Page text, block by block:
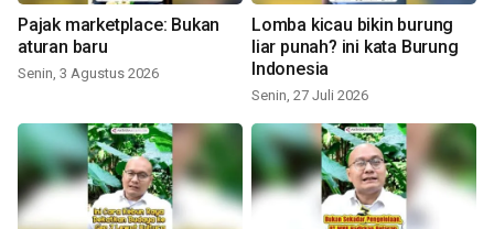
Pajak marketplace: Bukan
aturan baru
Senin, 3 Agustus 2026
Lomba kicau bikin burung
liar punah? ini kata Burung
Indonesia
Senin, 27 Juli 2026